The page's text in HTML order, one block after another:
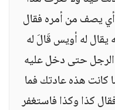
يصف من أمره فقال
له أويس قَالَ له
الرجل حتى دخل عليه
كانت هذه عادتك فما
كذا وكذا فاستغفر